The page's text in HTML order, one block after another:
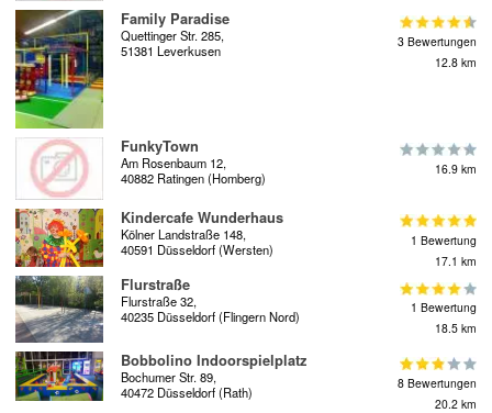
Family Paradise
Quettinger Str. 285,
51381 Leverkusen
3 Bewertungen
12.8 km
FunkyTown
Am Rosenbaum 12,
40882 Ratingen (Homberg)
16.9 km
Kindercafe Wunderhaus
Kölner Landstraße 148,
40591 Düsseldorf (Wersten)
1 Bewertung
17.1 km
Flurstraße
Flurstraße 32,
40235 Düsseldorf (Flingern Nord)
1 Bewertung
18.5 km
Bobbolino Indoorspielplatz
Bochumer Str. 89,
40472 Düsseldorf (Rath)
8 Bewertungen
20.2 km